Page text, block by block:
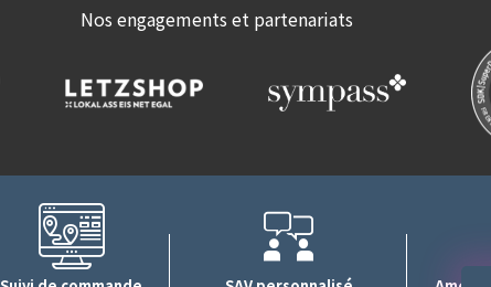
Nos engagements et partenariats